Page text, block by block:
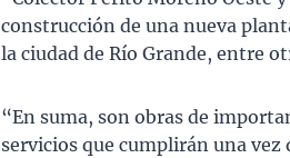
construcción de una nueva
la ciudad de Río Grande, entre
“En suma, son obras de
servicios que cumplirán una